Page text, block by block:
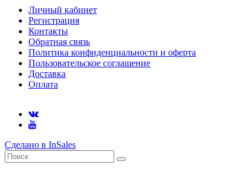
Личный кабинет
Регистрация
Контакты
Обратная связь
Политика конфиденциальности и оферта
Пользовательское соглашение
Доставка
Оплата
Сделано в InSales